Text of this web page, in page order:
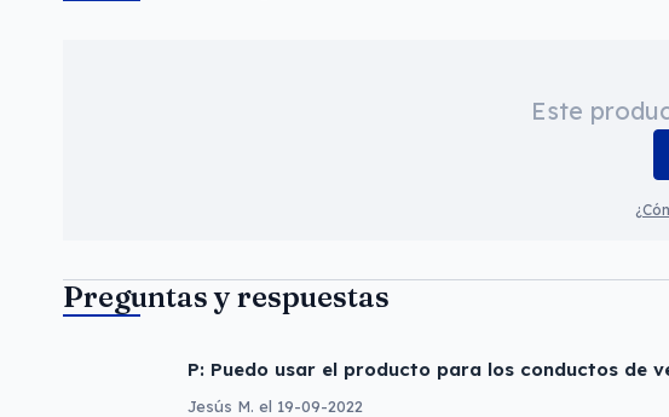
Este
Preguntas y respuestas
P: Puedo usar el producto para los conductos de
Jesús M. el 19-09-2022